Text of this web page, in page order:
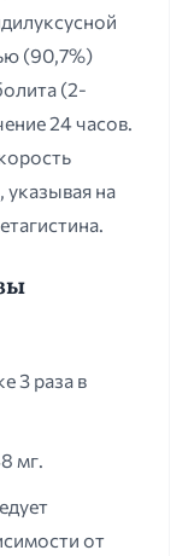
(90,7%)
(2-
24 часов.
указывая на
3 раза в
мг.
от